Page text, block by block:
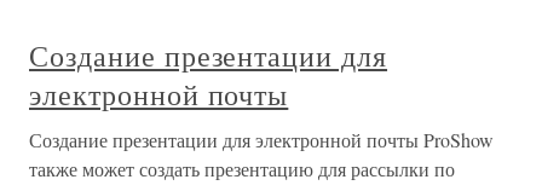
Создание презентации для
электронной почты
Создание презентации для электронной почты ProShow
также может создать презентацию для рассылки по